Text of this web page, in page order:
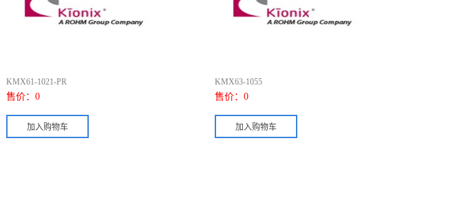
KMX61-1021-PR
售价： 0
KMX63-1055
售价： 0